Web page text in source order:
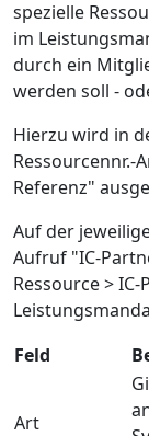
spezielle
im
durch ein
werden soll -
Hierzu wird in
Ressourcennr.-
Referenz"
Auf der
Aufruf "IC-
Ressource >
Feld
Art